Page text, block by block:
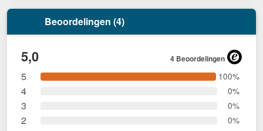
Beoordelingen (4)
5,0 4 Beoordelingen
5 100%
4 0%
3 0%
2 0%